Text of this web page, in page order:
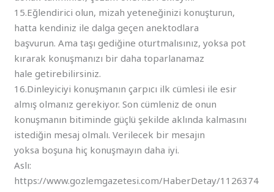
15.Eğlendirici olun, mizah yeteneğinizi konuşturun,
hatta kendiniz ile dalga geçen anektodlara
başvurun. Ama taşı gediğine oturtmalısınız, yoksa pot
kırarak konuşmanızı bir daha toparlanamaz
hale getirebilirsiniz.
16.Dinleyiciyi konuşmanın çarpıcı ilk cümlesi ile esir
almış olmanız gerekiyor. Son cümleniz de onun
konuşmanın bitiminde güçlü şekilde aklında kalmasını
istediğin mesaj olmalı. Verilecek bir mesajın
yoksa boşuna hiç konuşmayın daha iyi.
Aslı:
https://www.gozlemgazetesi.com/HaberDetay/1126374